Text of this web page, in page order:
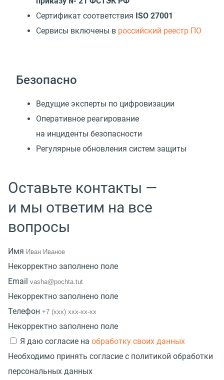
Сертификат соответствия ISO 27001
Cервисы включены в российский реестр ПО
Безопасно
Ведущие эксперты по цифровизации
Оперативное реагирование
на инциденты безопасности
Регулярные обновления систем защиты
Оставьте контакты —
и мы ответим на все
вопросы
Имя
Некорректно заполнено поле
Email
Некорректно заполнено поле
Телефон
Некорректно заполнено поле
Я даю согласие на обработку своих данных
Необходимо принять согласие с политикой обработки
персональных данных